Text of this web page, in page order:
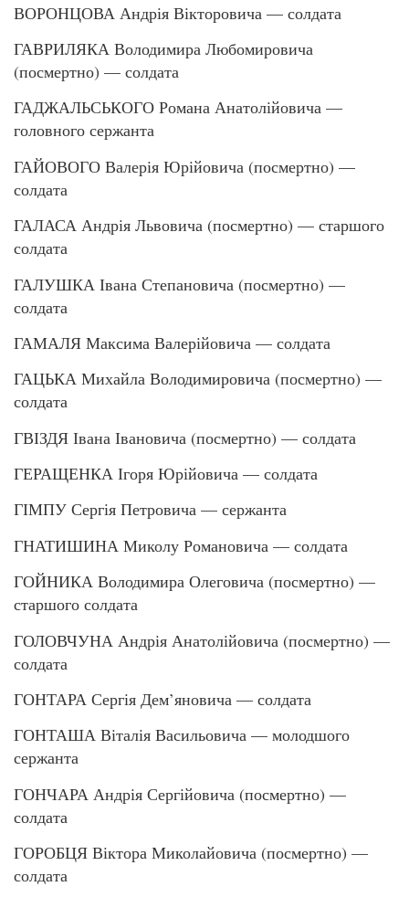
ВОРОНЦОВА Андрія Вікторовича — солдата
ГАВРИЛЯКА Володимира Любомировича
(посмертно) — солдата
ГАДЖАЛЬСЬКОГО Романа Анатолійовича —
головного сержанта
ГАЙОВОГО Валерія Юрійовича (посмертно) —
солдата
ГАЛАСА Андрія Львовича (посмертно) — старшого
солдата
ГАЛУШКА Івана Степановича (посмертно) —
солдата
ГАМАЛЯ Максима Валерійовича — солдата
ГАЦЬКА Михайла Володимировича (посмертно) —
солдата
ГВІЗДЯ Івана Івановича (посмертно) — солдата
ГЕРАЩЕНКА Ігоря Юрійовича — солдата
ГІМПУ Сергія Петровича — сержанта
ГНАТИШИНА Миколу Романовича — солдата
ГОЙНИКА Володимира Олеговича (посмертно) —
старшого солдата
ГОЛОВЧУНА Андрія Анатолійовича (посмертно) —
солдата
ГОНТАРА Сергія Дем’яновича — солдата
ГОНТАША Віталія Васильовича — молодшого
сержанта
ГОНЧАРА Андрія Сергійовича (посмертно) —
солдата
ГОРОБЦЯ Віктора Миколайовича (посмертно) —
солдата